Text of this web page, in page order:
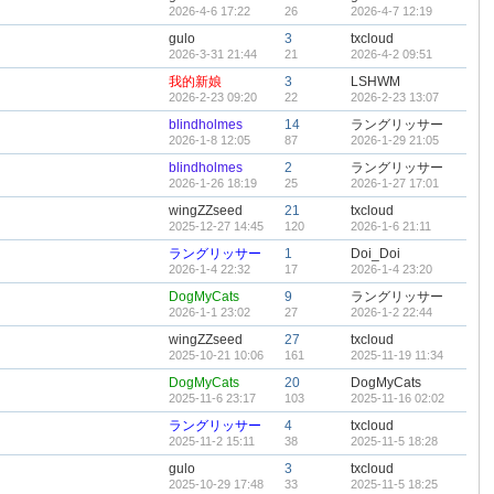
2026-4-6 17:22 26 2026-4-7 12:19
gulo
2026-3-31 21:44
3
21
txcloud
2026-4-2 09:51
我的新娘
2026-2-23 09:20
3
22
LSHWM
2026-2-23 13:07
blindholmes
2026-1-8 12:05
14
87
ラングリッサー
2026-1-29 21:05
blindholmes
2026-1-26 18:19
2
25
ラングリッサー
2026-1-27 17:01
wingZZseed
2025-12-27 14:45
21
120
txcloud
2026-1-6 21:11
ラングリッサー
2026-1-4 22:32
1
17
Doi_Doi
2026-1-4 23:20
DogMyCats
2026-1-1 23:02
9
27
ラングリッサー
2026-1-2 22:44
wingZZseed
2025-10-21 10:06
27
161
txcloud
2025-11-19 11:34
DogMyCats
2025-11-6 23:17
20
103
DogMyCats
2025-11-16 02:02
ラングリッサー
2025-11-2 15:11
4
38
txcloud
2025-11-5 18:28
gulo
2025-10-29 17:48
3
33
txcloud
2025-11-5 18:25